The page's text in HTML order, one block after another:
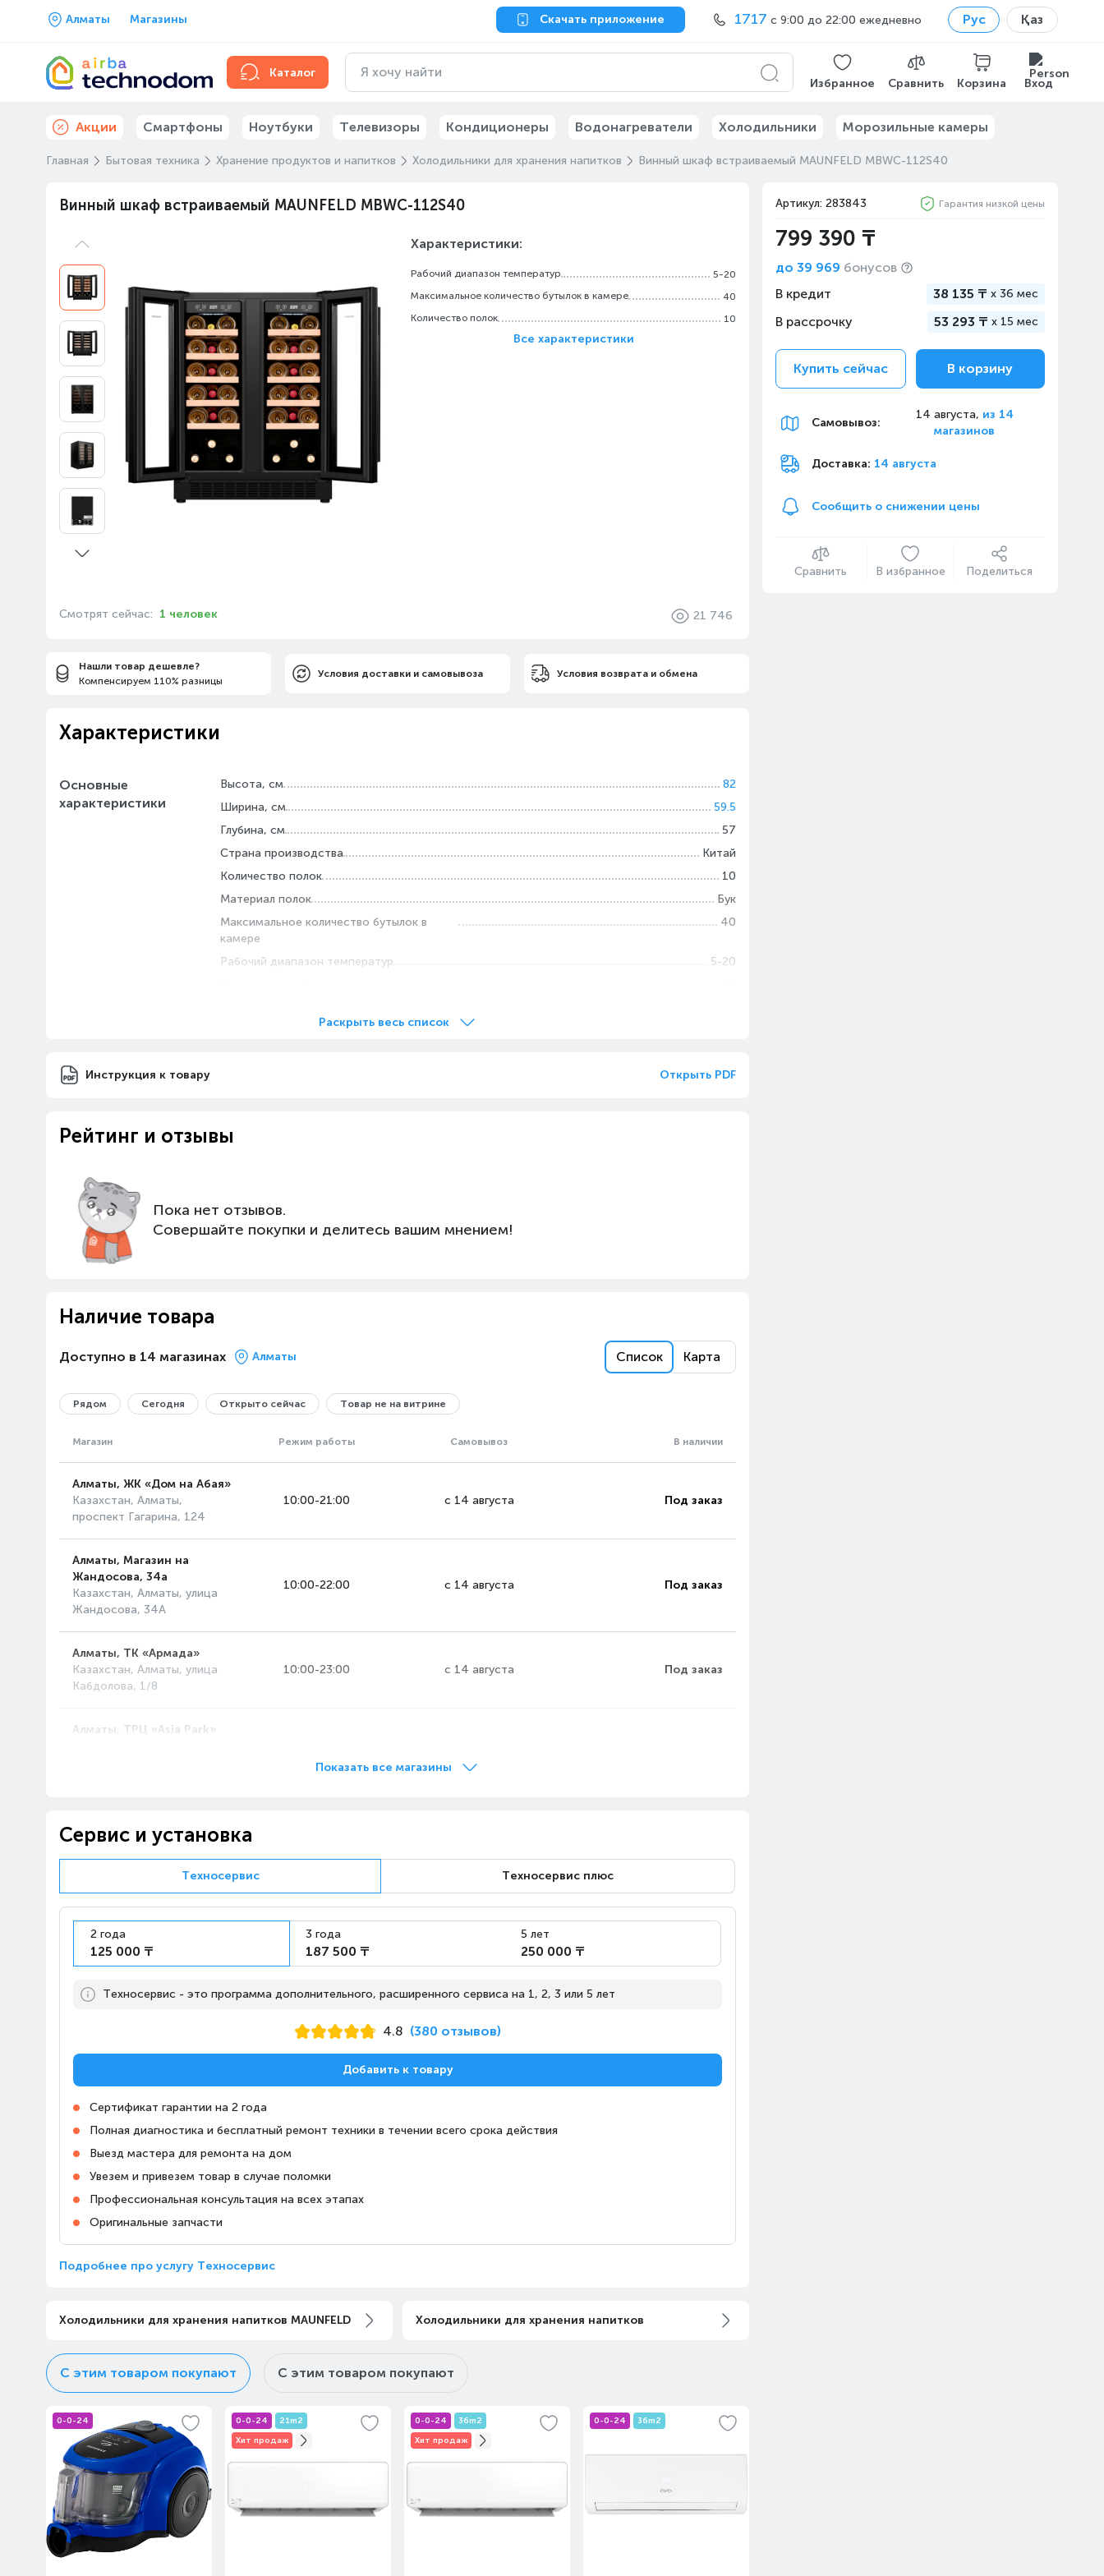
Алматы Магазины Скачать приложение 1717 с 9:00 до 22:00 ежедневно Рус Қаз
Каталог
Избранное Сравнить Корзина Вход
Акции Смартфоны Ноутбуки Телевизоры Кондиционеры Водонагреватели Холодильники Морозильные камеры
Главная Бытовая техника Хранение продуктов и напитков Холодильники для хранения напитков Винный шкаф встраиваемый MAUNFELD MBWC-112S40
Винный шкаф встраиваемый MAUNFELD MBWC-112S40
Характеристики:
Рабочий диапазон температур
5-20
Максимальное количество бутылок в камере
40
Количество полок
10
Все характеристики
Смотрят сейчас: 1 человек 21 746
Артикул: 283843 Гарантия низкой цены
799 390 ₸
до 39 969 бонусов
В кредит
38 135 ₸ x 36 мес
В рассрочку 53 293 ₸ x 15 мес
Купить сейчас В корзину
Самовывоз:
14 августа, из 14
магазинов
Доставка: 14 августа
Сообщить о снижении цены
Сравнить В избранное Поделиться
Нашли товар дешевле?
Компенсируем 110% разницы
Условия доставки и самовывоза Условия возврата и обмена
Характеристики
Основные
характеристики
Высота, см
82
Ширина, см
59.5
Глубина, см
57
Страна производства
Китай
Количество полок
10
Материал полок
Бук
Максимальное количество бутылок в
камере
40
Рабочий диапазон температур
5-20
Раскрыть весь список
Инструкция к товару Открыть PDF
Рейтинг и отзывы
Пока нет отзывов.
Совершайте покупки и делитесь вашим мнением!
Наличие товара
Доступно в 14 магазинах Алматы Список Карта
Рядом Сегодня Открыто сейчас Товар не на витрине
Магазин Режим работы Самовывоз В наличии
Алматы, ЖК «Дом на Абая»
Казахстан, Алматы,
проспект Гагарина, 124
10:00-21:00 с 14 августа Под заказ
Алматы, Магазин на
Жандосова, 34а
Казахстан, Алматы, улица
Жандосова, 34А
10:00-22:00 с 14 августа Под заказ
Алматы, ТК «Армада»
Казахстан, Алматы, улица
Кабдолова, 1/8
10:00-23:00 с 14 августа Под заказ
Алматы, ТРЦ «Asia Park»
Рихарда Зорге, 18/4
Алматы, ТРЦ «FORUM»
Сейфуллина, 617
10:00-23:00 с 14 августа Под заказ
Апорт-Молл
10:00-23:00 с 14 августа
на Райымбека, 147/127
Казахстан, Алматы,
проспект Райымбека,
147/127
Алматы, Магазин Алматы
Апорт Кульджинка
Казахстан, Алматы,
Медеуский район,
Кульджинский тракт, 106
Жандосова, 83
«MEGA Park»
Казахстан, Алматы, улица
Макатаева, 127/1
Алматы, Магазин Алматы
Мега «Mega Center Alma-
Ata»
Казахстан, Алматы, улица
Розыбакиева, 247А
Под заказ
Показать все магазины
Сервис и установка
Техносервис Техносервис плюс
2 года
125 000 ₸
3 года
187 500 ₸
5 лет
250 000 ₸
Техносервис - это программа дополнительного, расширенного сервиса на 1, 2, 3 или 5 лет
4.8 (380 отзывов)
Добавить к товару
Сертификат гарантии на 2 года
Полная диагностика и бесплатный ремонт техники в течении всего срока действия
Выезд мастера для ремонта на дом
Увезем и привезем товар в случае поломки
Профессиональная консультация на всех этапах
Оригинальные запчасти
Подробнее про услугу Техносервис
Холодильники для хранения напитков MAUNFELD Холодильники для хранения напитков
С этим товаром покупают С этим товаром покупают
0-0-24 0-0-24
21m2
Хит продаж
0-0-24
36m2
Хит продаж
0-0-24 36m2